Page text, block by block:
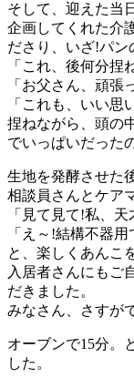
そして、迎えた当
企画してくれた介
ださり、いざ!パン
「これ、後何分捏
「お父さん、頑張
「これも、いい思
捏ねながら、頭の
でいっぱいだった
生地を発酵させた
相談員さんとケア
「見て見て!私、天
「え～!結構不器
と、楽しくあんこ
入居者さんにもご
だきました。
みなさん、さすが
オーブンで15分。
した。